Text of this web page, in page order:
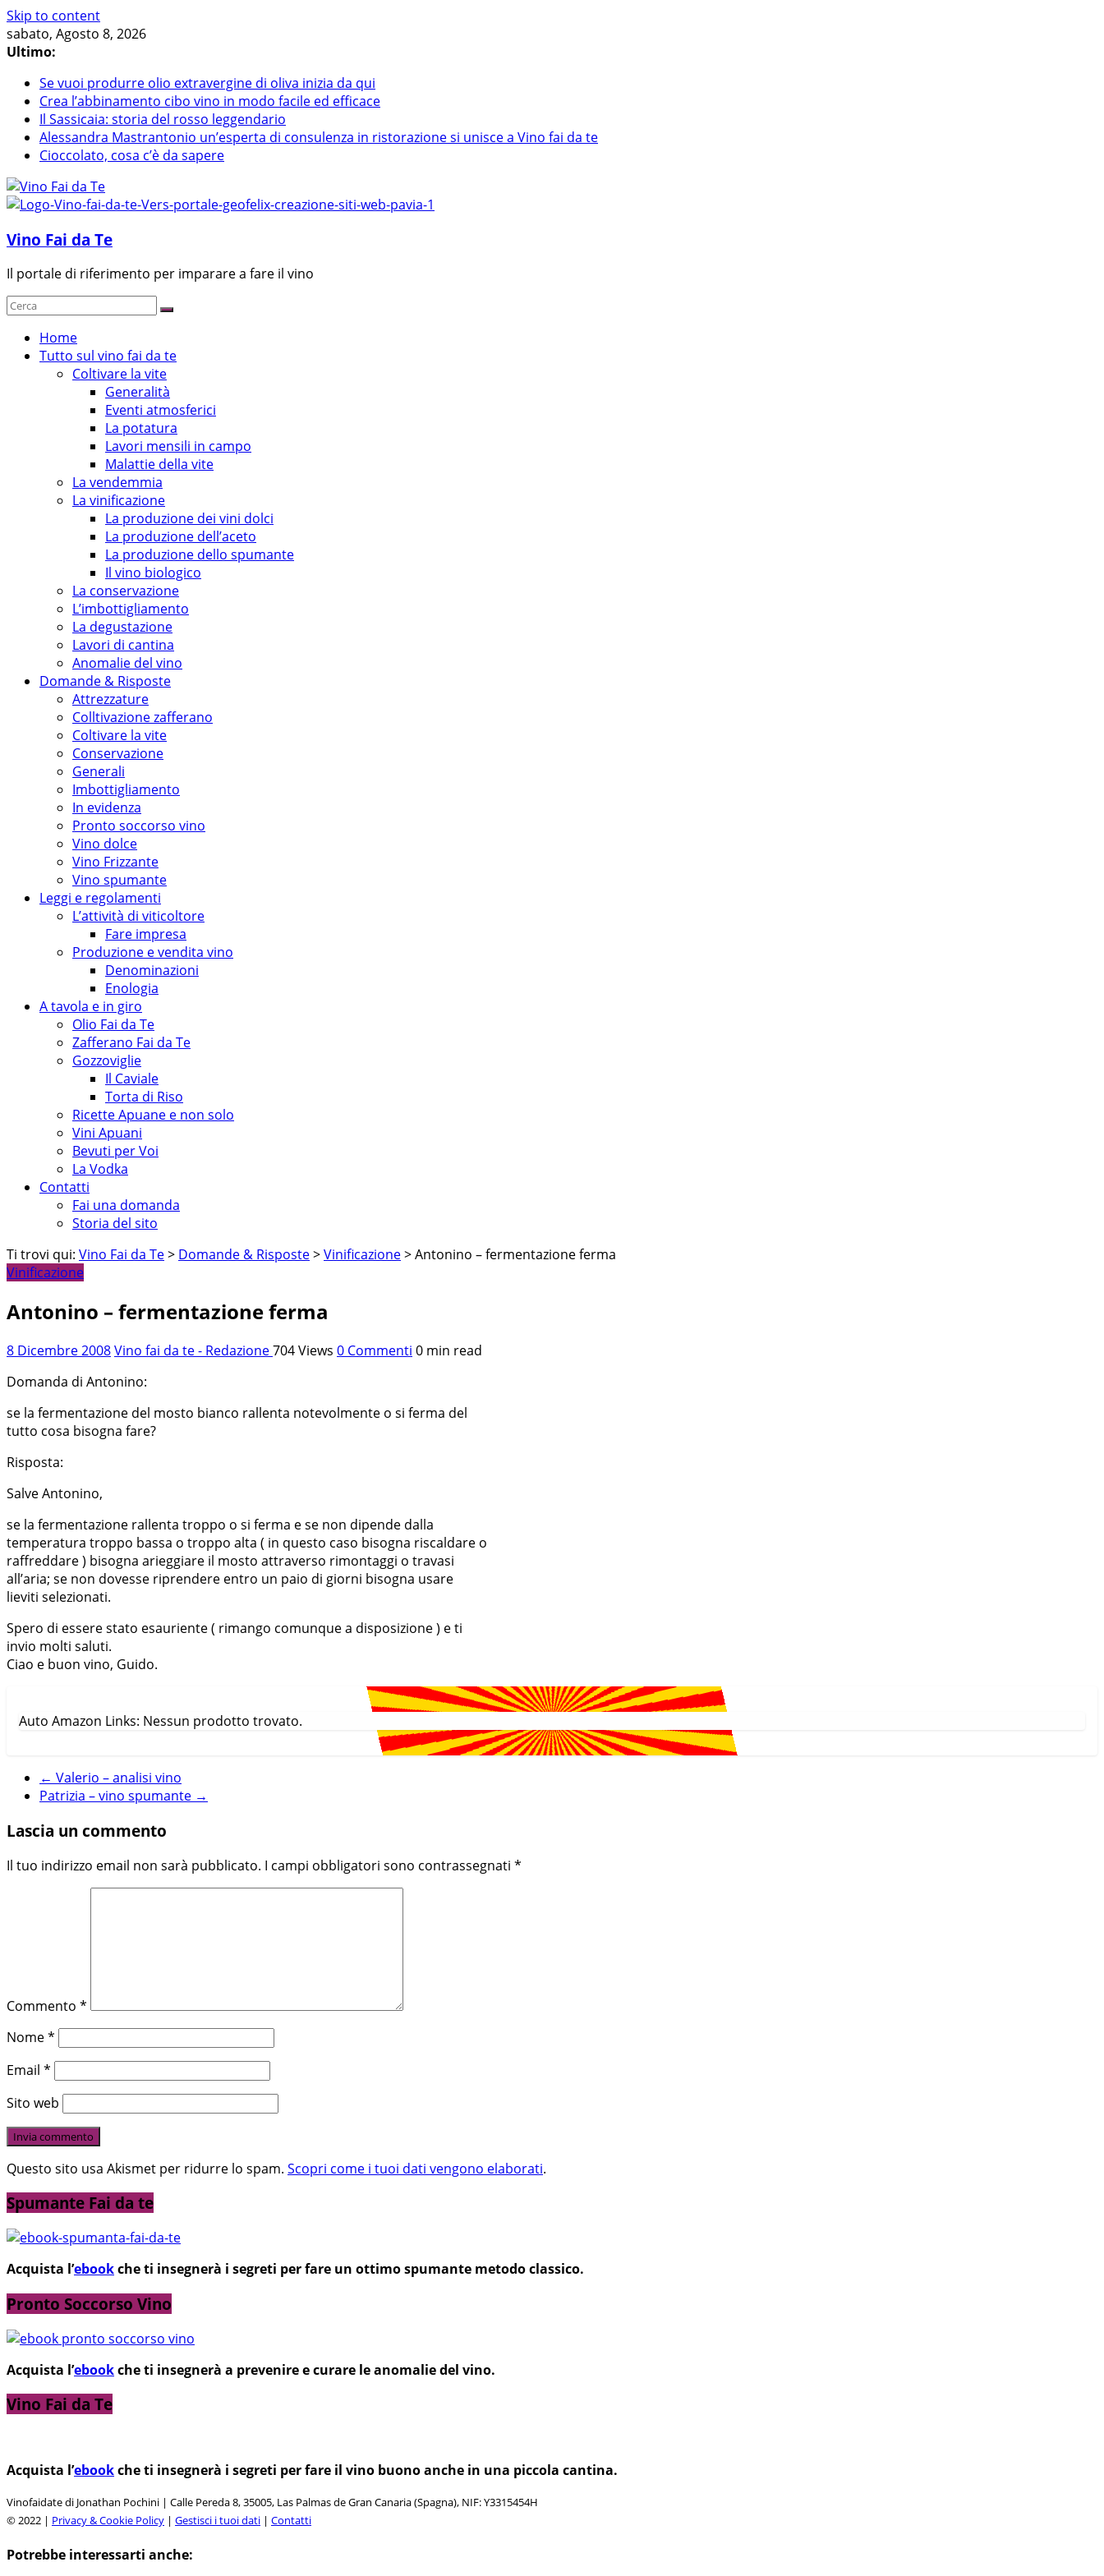
Skip to content
sabato, Agosto 8, 2026
Ultimo:
Se vuoi produrre olio extravergine di oliva inizia da qui
Crea l’abbinamento cibo vino in modo facile ed efficace
Il Sassicaia: storia del rosso leggendario
Alessandra Mastrantonio un’esperta di consulenza in ristorazione si unisce a Vino fai da te
Cioccolato, cosa c’è da sapere
Vino Fai da Te
Il portale di riferimento per imparare a fare il vino
Home
Tutto sul vino fai da te
Coltivare la vite
Generalità
Eventi atmosferici
La potatura
Lavori mensili in campo
Malattie della vite
La vendemmia
La vinificazione
La produzione dei vini dolci
La produzione dell’aceto
La produzione dello spumante
Il vino biologico
La conservazione
L’imbottigliamento
La degustazione
Lavori di cantina
Anomalie del vino
Domande & Risposte
Attrezzature
Colltivazione zafferano
Coltivare la vite
Conservazione
Generali
Imbottigliamento
In evidenza
Pronto soccorso vino
Vino dolce
Vino Frizzante
Vino spumante
Leggi e regolamenti
L’attività di viticoltore
Fare impresa
Produzione e vendita vino
Denominazioni
Enologia
A tavola e in giro
Olio Fai da Te
Zafferano Fai da Te
Gozzoviglie
Il Caviale
Torta di Riso
Ricette Apuane e non solo
Vini Apuani
Bevuti per Voi
La Vodka
Contatti
Fai una domanda
Storia del sito
Ti trovi qui: Vino Fai da Te> Domande & Risposte>Vinificazione> Antonino – fermentazione ferma
Vinificazione
Antonino – fermentazione ferma
8 Dicembre 2008Vino fai da te - Redazione704 Views 0 Commenti 0 min read
Domanda di Antonino:
se la fermentazione del mosto bianco rallenta notevolmente o si ferma del
tutto cosa bisogna fare?
Risposta:
Salve Antonino,
se la fermentazione rallenta troppo o si ferma e se non dipende dalla
temperatura troppo bassa o troppo alta ( in questo caso bisogna riscaldare o
raffreddare ) bisogna arieggiare il mosto attraverso rimontaggi o travasi
all’aria; se non dovesse riprendere entro un paio di giorni bisogna usare
lieviti selezionati.
Spero di essere stato esauriente ( rimango comunque a disposizione ) e ti
invio molti saluti.
Ciao e buon vino, Guido.
Auto Amazon Links: Nessun prodotto trovato.
← Valerio – analisi vino
Patrizia – vino spumante →
Lascia un commento
Il tuo indirizzo email non sarà pubblicato. I campi obbligatori sono contrassegnati *
Commento *
Nome*
Email *
Sito web
Questo sito usa Akismet per ridurre lo spam. Scopri come i tuoi dati vengono elaborati.
Spumante Fai da te
Acquista l’ebookche ti insegnerà i segreti per fare un ottimo spumante metodo classico.
Pronto Soccorso Vino
Acquista l’ebookche ti insegnerà a prevenire e curare le anomalie del vino.
Vino Fai da Te
Acquista l’ebookche ti insegnerà i segreti per fare il vino buono anche in una piccola cantina.
Vinofaidate di Jonathan Pochini | Calle Pereda 8, 35005, Las Palmas de Gran Canaria (Spagna), NIF: Y3315454H
© 2022 | Privacy & Cookie Policy | Gestisci i tuoi dati | Contatti
Potrebbe interessarti anche: